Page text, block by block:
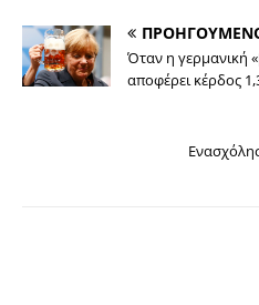
Όταν η γερμανική
αποφέρει κέρδος